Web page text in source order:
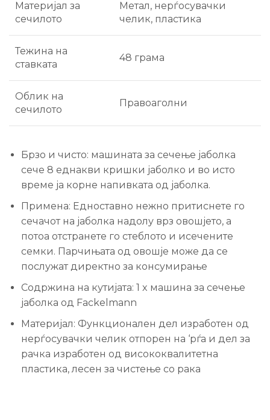
Материјал за
сечилото
Метал, нерѓосувачки
челик, пластика
Тежина на
ставката
48 грама
Облик на
сечилото
Правоаголни
Брзо и чисто: машината за сечење јаболка
сече 8 еднакви кришки јаболко и во исто
време ја корне напивката од јаболка.
Примена: Едноставно нежно притиснете го
сечачот на јаболка надолу врз овошјето, а
потоа отстранете го стеблото и исечените
семки. Парчињата од овошје може да се
послужат директно за консумирање
Содржина на кутијата: 1 x машина за сечење
јаболка од Fackelmann
Материјал: Функционален дел изработен од
нерѓосувачки челик отпорен на ‘рѓа и дел за
рачка изработен од висококвалитетна
пластика, лесен за чистење со рака